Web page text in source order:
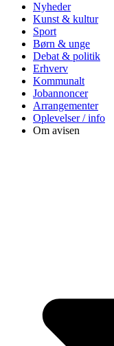
Nyheder
Kunst & kultur
Sport
Børn & unge
Debat & politik
Erhverv
Kommunalt
Jobannoncer
Arrangementer
Oplevelser / info
Om avisen